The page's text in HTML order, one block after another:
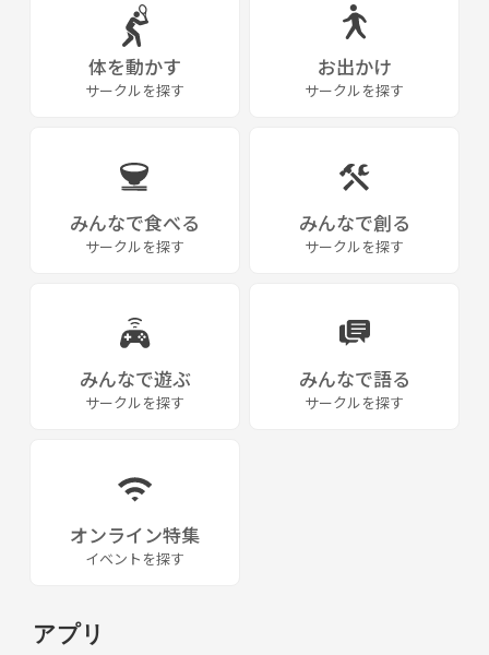
体を動かす
サークルを探す
お出かけ
サークルを探す
みんなで食べる
サークルを探す
みんなで創る
サークルを探す
みんなで遊ぶ
サークルを探す
みんなで語る
サークルを探す
オンライン特集
イベントを探す
アプリ